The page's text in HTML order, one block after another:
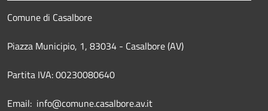
Comune di Casalbore
Piazza Municipio, 1, 83034 - Casalbore (AV)
Partita IVA: 00230080640
Email: info@comune.casalbore.av.it